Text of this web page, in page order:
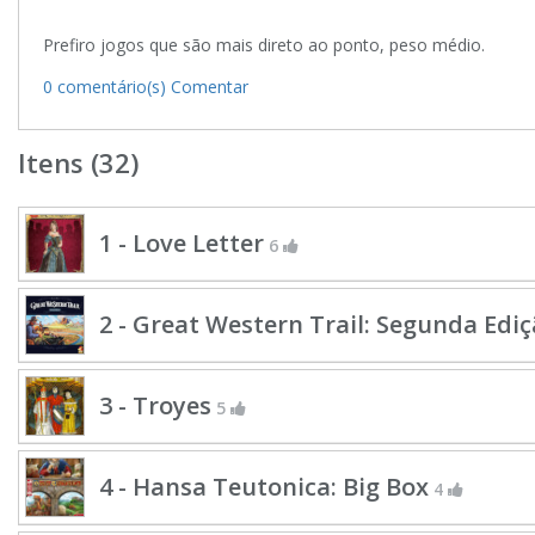
Prefiro jogos que são mais direto ao ponto, peso médio.
0 comentário(s) Comentar
Itens (32)
1 - Love Letter 6
2 - Great Western Trail: Segunda
3 - Troyes 5
4 - Hansa Teutonica: Big Box 4